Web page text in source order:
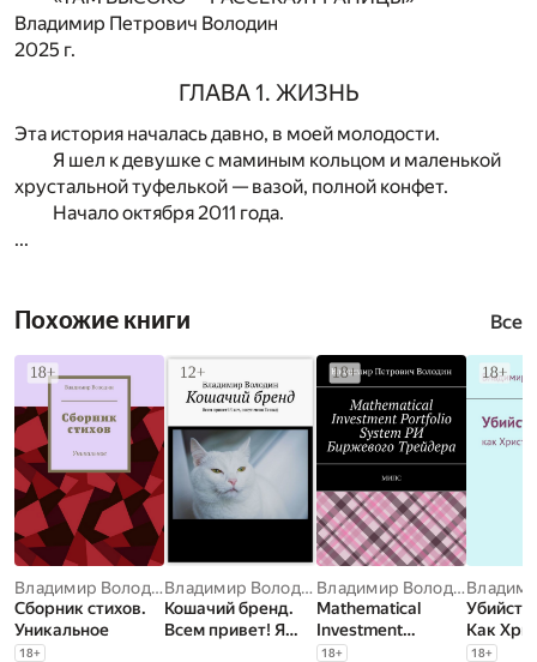
Владимир Петрович Володин
2025 г.
ГЛАВА 1. ЖИЗНЬ
Эта история началась давно, в моей молодости.
Я шел к девушке с маминым кольцом и маленькой
хрустальной туфелькой — вазой, полной конфет.
Начало октября 2011 года.
...
Похожие книги Все
Владимир Володин
Сборник стихов.
Уникальное
18+
Владимир Володин
Кошачий бренд.
Всем привет! Я
Владимир Володин
Mathematical
Investment
Portfolio System
18+
Как
спас
18+